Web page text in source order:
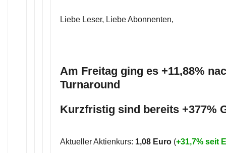
Liebe Leser, Liebe Abonnenten,
Am Freitag ging es +11,88%
Turnaround
Kurzfristig sind bereits +377%
Aktueller Aktienkurs: 1,08 Euro (+31,7% seit